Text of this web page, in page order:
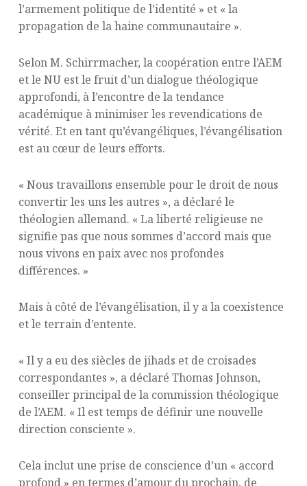
l’armement politique de l’identité » et « la
propagation de la haine communautaire ».
Selon M. Schirrmacher, la coopération entre l’AEM
et le NU est le fruit d’un dialogue théologique
approfondi, à l’encontre de la tendance
académique à minimiser les revendications de
vérité. Et en tant qu’évangéliques, l’évangélisation
est au cœur de leurs efforts.
« Nous travaillons ensemble pour le droit de nous
convertir les uns les autres », a déclaré le
théologien allemand. « La liberté religieuse ne
signifie pas que nous sommes d’accord mais que
nous vivons en paix avec nos profondes
différences. »
Mais à côté de l’évangélisation, il y a la coexistence
et le terrain d’entente.
« Il y a eu des siècles de jihads et de croisades
correspondantes », a déclaré Thomas Johnson,
conseiller principal de la commission théologique
de l’AEM. « Il est temps de définir une nouvelle
direction consciente ».
Cela inclut une prise de conscience d’un « accord
profond » en termes d’amour du prochain, de